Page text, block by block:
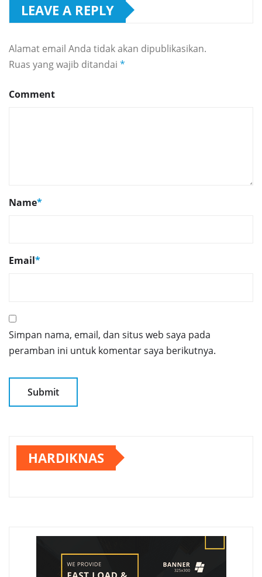
LEAVE A REPLY
Alamat email Anda tidak akan dipublikasikan.
Ruas yang wajib ditandai *
Comment
Name*
Email*
Simpan nama, email, dan situs web saya pada
peramban ini untuk komentar saya berikutnya.
HARDIKNAS